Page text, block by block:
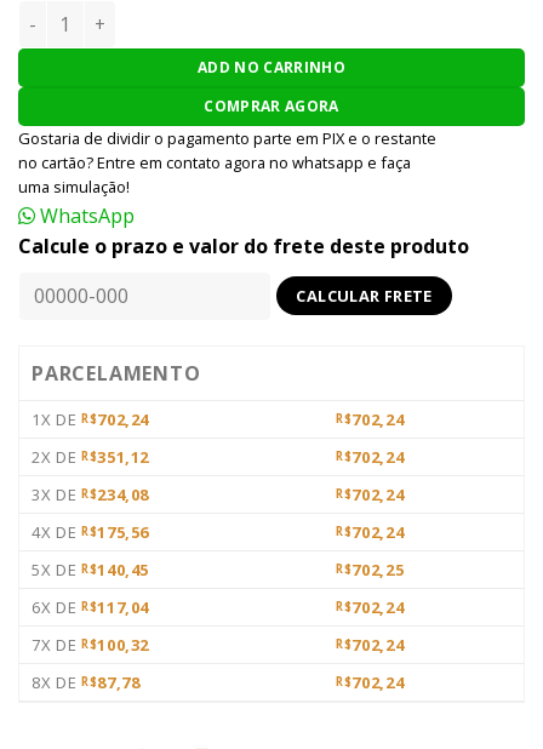
LASER TÁTICO AIRSOFT WADSN RED / GREEN DBAL
ADD NO CARRINHO
COMPRAR AGORA
Gostaria de dividir o pagamento parte em PIX e o restante
no cartão? Entre em contato agora no whatsapp e faça
uma simulação!
WhatsApp
Calcule o prazo e valor do frete deste produto
PARCELAMENTO
1X DE R$702,24 R$702,24
2X DE R$351,12 R$702,24
3X DE R$234,08 R$702,24
4X DE R$175,56 R$702,24
5X DE R$140,45 R$702,25
6X DE R$117,04 R$702,24
7X DE R$100,32 R$702,24
8X DE R$87,78 R$702,24